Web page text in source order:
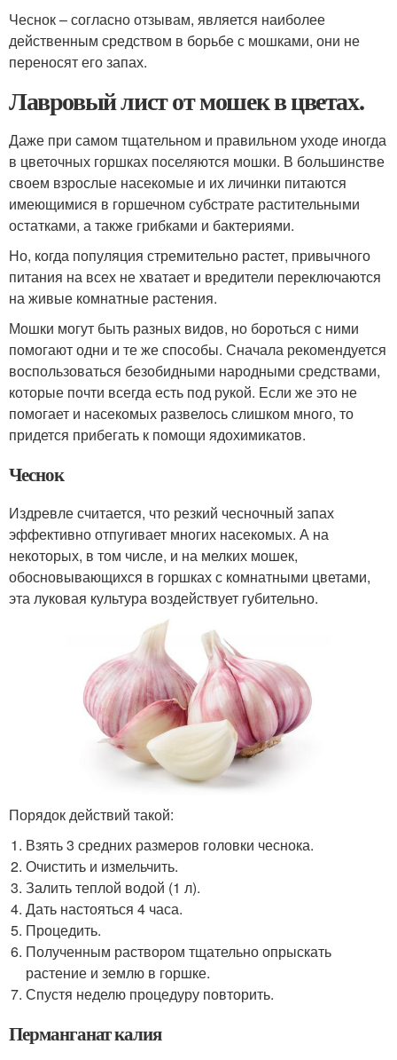
Чеснок – согласно отзывам, является наиболее
действенным средством в борьбе с мошками, они не
переносят его запах.
Лавровый лист от мошек в цветах.
Даже при самом тщательном и правильном уходе иногда
в цветочных горшках поселяются мошки. В большинстве
своем взрослые насекомые и их личинки питаются
имеющимися в горшечном субстрате растительными
остатками, а также грибками и бактериями.
Но, когда популяция стремительно растет, привычного
питания на всех не хватает и вредители переключаются
на живые комнатные растения.
Мошки могут быть разных видов, но бороться с ними
помогают одни и те же способы. Сначала рекомендуется
воспользоваться безобидными народными средствами,
которые почти всегда есть под рукой. Если же это не
помогает и насекомых развелось слишком много, то
придется прибегать к помощи ядохимикатов.
Чеснок
Издревле считается, что резкий чесночный запах
эффективно отпугивает многих насекомых. А на
некоторых, в том числе, и на мелких мошек,
обосновывающихся в горшках с комнатными цветами,
эта луковая культура воздействует губительно.
Порядок действий такой:
Взять 3 средних размеров головки чеснока.
Очистить и измельчить.
Залить теплой водой (1 л).
Дать настояться 4 часа.
Процедить.
Полученным раствором тщательно опрыскать
растение и землю в горшке.
Спустя неделю процедуру повторить.
Перманганат калия